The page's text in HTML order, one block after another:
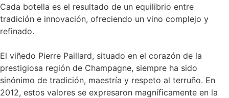
Cada botella es el resultado de un equilibrio entre
tradición e innovación, ofreciendo un vino complejo y
refinado.
El viñedo Pierre Paillard, situado en el corazón de la
prestigiosa región de Champagne, siempre ha sido
sinónimo de tradición, maestría y respeto al terruño. En
2012, estos valores se expresaron magníficamente en la